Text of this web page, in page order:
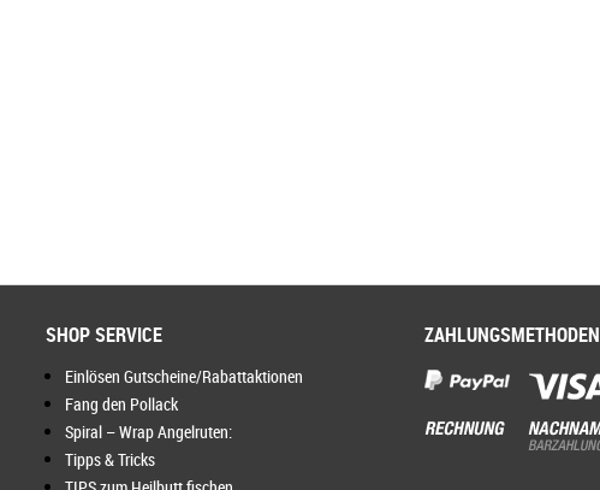
SHOP SERVICE
Einlösen Gutscheine/Rabattaktionen
Fang den Pollack
Spiral – Wrap Angelruten:
Tipps & Tricks
ZAHLUNGSMETHODEN